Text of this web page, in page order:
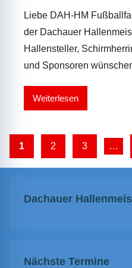
Liebe DAH-HM
der Dachauer
Hallensteller,
und Sponsoren
Weiterlesen
der
1 2 3 …
Dachauer
Nächste Termine